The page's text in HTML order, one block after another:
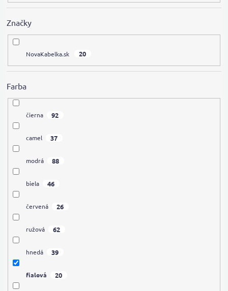
Značky
NovaKabelka.sk 20
Farba
čierna 92
camel 37
modrá 88
biela 46
červená 26
ružová 62
hnedá 39
fialová 20